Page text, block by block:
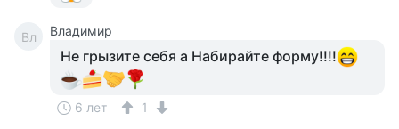
Вл Владимир
Не грызите себя а Набирайте форму!!!!
6 лет
1